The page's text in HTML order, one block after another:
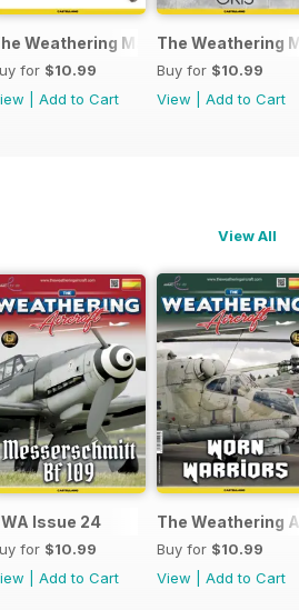
Número 37: Aerógrafo 2.0
Weathering Magazine Número
for $10.99
Add to Cart
The Weathering
Buy for $10.99
View
Add to Cart
View All
25 - Acrílicos
Issue 24
for $10.99
Add to Cart
The Weathering
Buy for $10.99
View
Add to Cart